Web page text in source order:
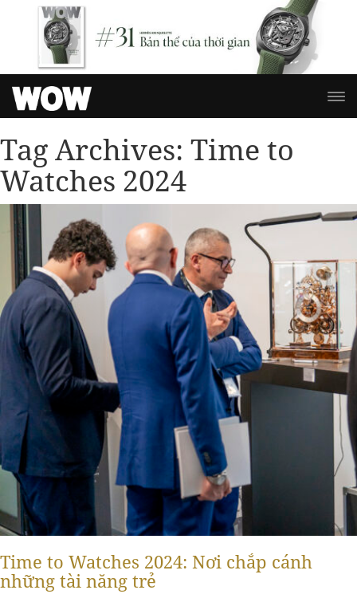
Tag Archives: Time to
Watches 2024
Time to Watches 2024: Nơi chắp cánh
những tài năng trẻ